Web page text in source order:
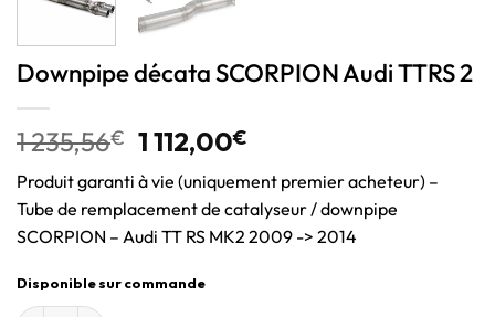
Downpipe décata SCORPION Audi TTRS 2
1 235,56€ 1 112,00€
Produit garanti à vie (uniquement premier acheteur) –
Tube de remplacement de catalyseur / downpipe
SCORPION – Audi TT RS MK2 2009 -> 2014
Disponible sur commande